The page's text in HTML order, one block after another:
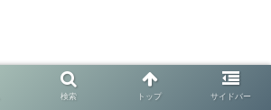
検索 トップ サイドバー